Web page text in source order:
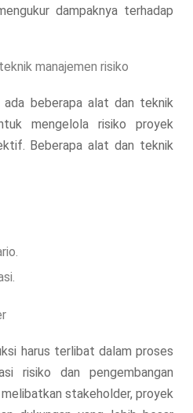
dampaknya terhadap
manajemen risiko
ada beberapa alat dan teknik
mengelola risiko proyek
Beberapa alat dan teknik
harus terlibat dalam proses
risiko dan pengembangan
stakeholder, proyek